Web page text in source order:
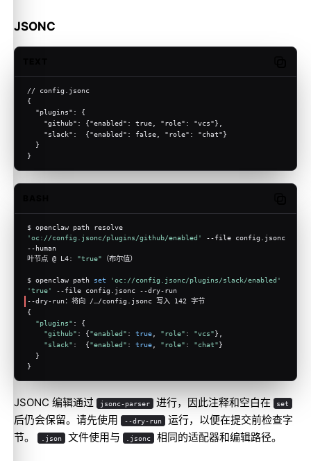
JSONC
// config.jsonc
{
  "plugins": {
    "github": {"enabled": true, "role": "vcs"},
    "slack":  {"enabled": false, "role": "chat"}
  }
}
'oc://config.jsonc/plugins/github/enabled'
--file config.jsonc
--human
叶节点 @ L4: "true" （布尔值）
$ openclaw path set
'oc://config.jsonc/plugins/slack/enabled'
'true'
--file config.jsonc --dry-run
--dry-run：将向 /…/config.jsonc 写入 142 字节
{
"plugins" : {
"github" : {"enabled" : true "role" : "vcs"},
"slack" :  {"enabled" : true "role" : "chat"}
  }
}
JSONC 编辑通过 jsonc-parser 进行，因此注释和空白在 set
后仍会保留。请先使用 --dry-run 运行，以便在提交前检查字
节。
.json 文件使用与 .jsonc 相同的适配器和编辑路径。